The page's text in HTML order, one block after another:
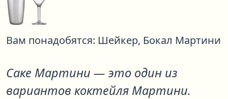
Вам понадобятся: Шейкер, Бокал Мартини
Сакe Мартини — это один из
вариантов коктейля Мартини.